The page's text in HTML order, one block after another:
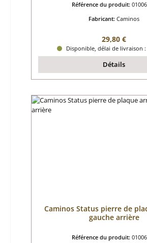
Référence du produit:
Fabricant: Caminos
Prix régulier :
29,80 €
Disponible, délai de livraison
Détails
Caminos Status pierre de
gauche arrière
Référence du produit: